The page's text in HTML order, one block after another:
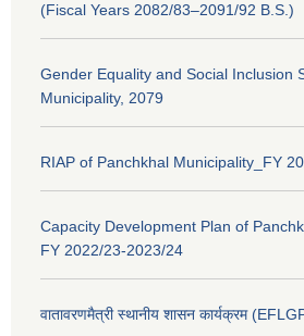
(Fiscal Years 2082/83–2091/92 B.S.)
Gender Equality and Social Inclusion
Municipality, 2079
RIAP of Panchkhal Municipality_FY
Capacity Development Plan of
FY 2022/23-2023/24
वातावरणमैत्री स्थानीय शासन कार्यक्रम